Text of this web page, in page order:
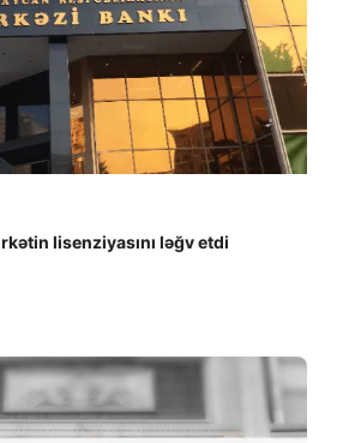
lisenziyasını ləğv etdi